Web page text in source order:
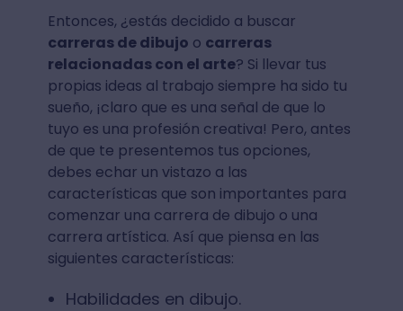
Entonces, ¿estás decidido a buscar
carreras de dibujo o carreras
relacionadas con el arte? Si llevar tus
propias ideas al trabajo siempre ha sido tu
sueño, ¡claro que es una señal de que lo
tuyo es una profesión creativa! Pero, antes
de que te presentemos tus opciones,
debes echar un vistazo a las
características que son importantes para
comenzar una carrera de dibujo o una
carrera artística. Así que piensa en las
siguientes características:
Habilidades en dibujo.